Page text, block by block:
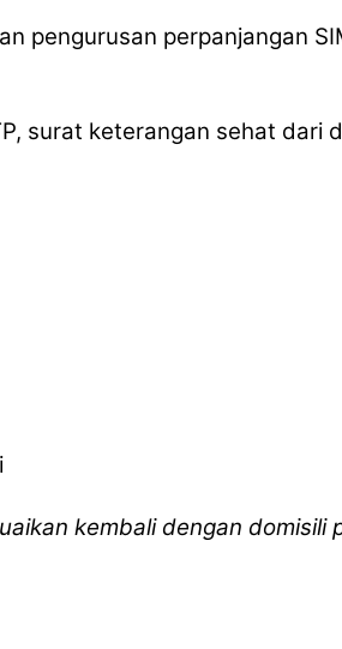
pengurusan perpanjangan
surat keterangan sehat dari
kembali dengan domisili